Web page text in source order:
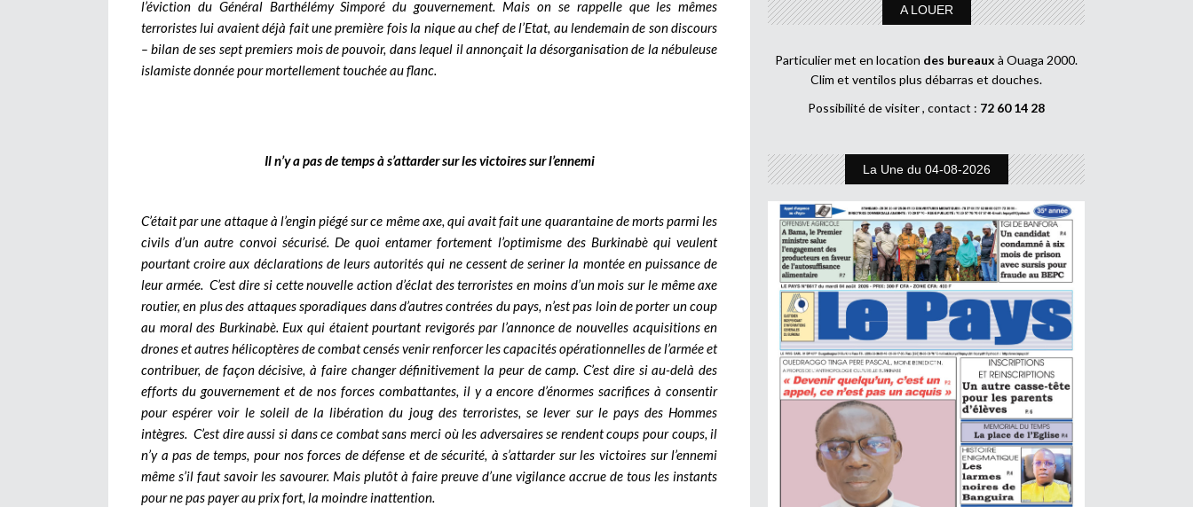
l’éviction du Général Barthélémy Simporé du gouvernement. Mais on se rappelle que les mêmes
terroristes lui avaient déjà fait une première fois la nique au chef de l’Etat, au lendemain de son discours
– bilan de ses sept premiers mois de pouvoir, dans lequel il annonçait la désorganisation de la nébuleuse
islamiste donnée pour mortellement touchée au flanc.
Il n’y a pas de temps à s’attarder sur les victoires sur l’ennemi
C’était par une attaque à l’engin piégé sur ce même axe, qui avait fait une quarantaine de morts parmi les
civils d’un autre convoi sécurisé. De quoi entamer fortement l’optimisme des Burkinabè qui veulent
pourtant croire aux déclarations de leurs autorités qui ne cessent de seriner la montée en puissance de
leur armée. C’est dire si cette nouvelle action d’éclat des terroristes en moins d’un mois sur le même axe
routier, en plus des attaques sporadiques dans d’autres contrées du pays, n’est pas loin de porter un coup
au moral des Burkinabè. Eux qui étaient pourtant revigorés par l’annonce de nouvelles acquisitions en
drones et autres hélicoptères de combat censés venir renforcer les capacités opérationnelles de l’armée et
contribuer, de façon décisive, à faire changer définitivement la peur de camp. C’est dire si au-delà des
efforts du gouvernement et de nos forces combattantes, il y a encore d’énormes sacrifices à consentir
pour espérer voir le soleil de la libération du joug des terroristes, se lever sur le pays des Hommes
intègres. C’est dire aussi si dans ce combat sans merci où les adversaires se rendent coups pour coups, il
n’y a pas de temps, pour nos forces de défense et de sécurité, à s’attarder sur les victoires sur l’ennemi
même s’il faut savoir les savourer. Mais plutôt à faire preuve d’une vigilance accrue de tous les instants
pour ne pas payer au prix fort, la moindre inattention.
A LOUER
Particulier met en location des bureaux à Ouaga 2000.
Clim et ventilos plus débarras et douches.
Possibilité de visiter , contact : 72 60 14 28
La Une du 04-08-2026